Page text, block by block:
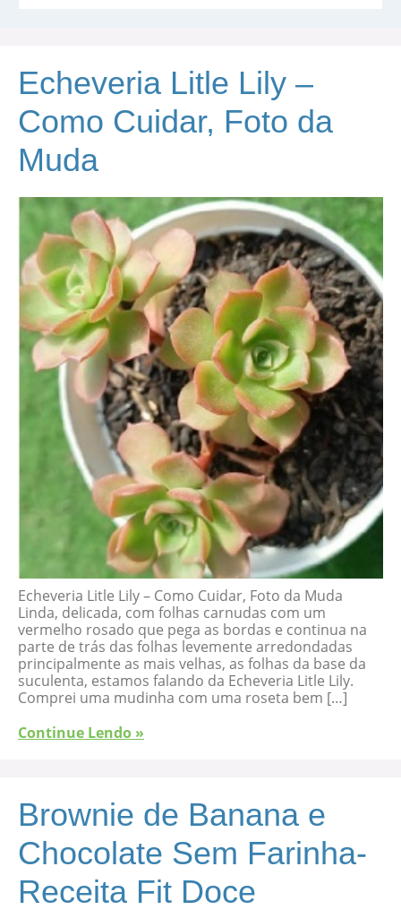
Echeveria Litle Lily –
Como Cuidar, Foto da
Muda
Echeveria Litle Lily – Como Cuidar, Foto da Muda
Linda, delicada, com folhas carnudas com um
vermelho rosado que pega as bordas e continua na
parte de trás das folhas levemente arredondadas
principalmente as mais velhas, as folhas da base da
suculenta, estamos falando da Echeveria Litle Lily.
Comprei uma mudinha com uma roseta bem […]
Continue Lendo »
Brownie de Banana e
Chocolate Sem Farinha-
Receita Fit Doce